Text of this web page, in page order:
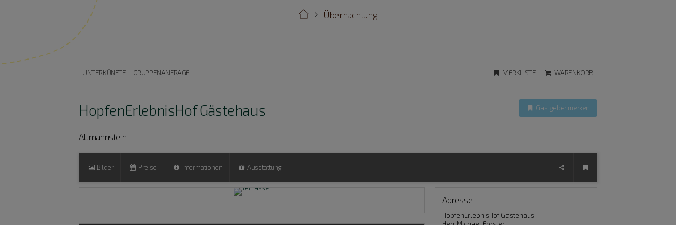
Übernachtung
MERKLISTE WARENKORB
UNTERKÜNFTE GRUPPENANFRAGE
HopfenErlebnisHof Gästehaus Gastgeber merken
Altmannstein
Bilder Preise Informationen Ausstattung
Adresse
HopfenErlebnisHof Gästehaus